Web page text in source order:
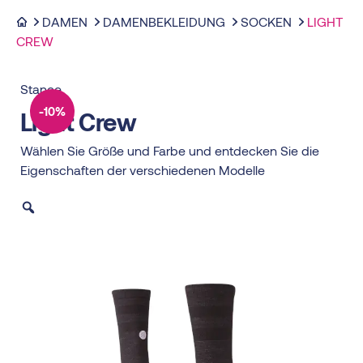
DAMEN DAMENBEKLEIDUNG SOCKEN
LIGHT
CREW
Stance
Light Crew
Wählen Sie Größe und Farbe und entdecken Sie die
Eigenschaften der verschiedenen Modelle
-10%